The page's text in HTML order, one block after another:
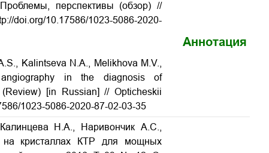
Проблемы, перспективы (обзор) //
doi.org/10.17586/1023-5086-2020-
Kalintseva N.A., Melikhova M.V.,
in the diagnosis of
[in Russian] // Opticheskii
1023-5086-2020-87-02-03-35
Аннотация
Н.А., Наривончик А.С.,
на кристаллах КТР для мощных